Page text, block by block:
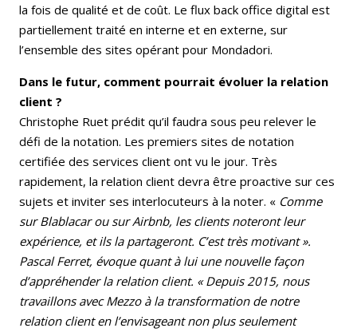
la fois de qualité et de coût. Le flux back office digital est
partiellement traité en interne et en externe, sur
l’ensemble des sites opérant pour Mondadori.
Dans le futur, comment pourrait évoluer la relation
client ?
Christophe Ruet prédit qu’il faudra sous peu relever le
défi de la notation. Les premiers sites de notation
certifiée des services client ont vu le jour. Très
rapidement, la relation client devra être proactive sur ces
sujets et inviter ses interlocuteurs à la noter. « Comme
sur Blablacar ou sur Airbnb, les clients noteront leur
expérience, et ils la partageront. C’est très motivant ».
Pascal Ferret, évoque quant à lui une nouvelle façon
d’appréhender la relation client. « Depuis 2015, nous
travaillons avec Mezzo à la transformation de notre
relation client en l’envisageant non plus seulement